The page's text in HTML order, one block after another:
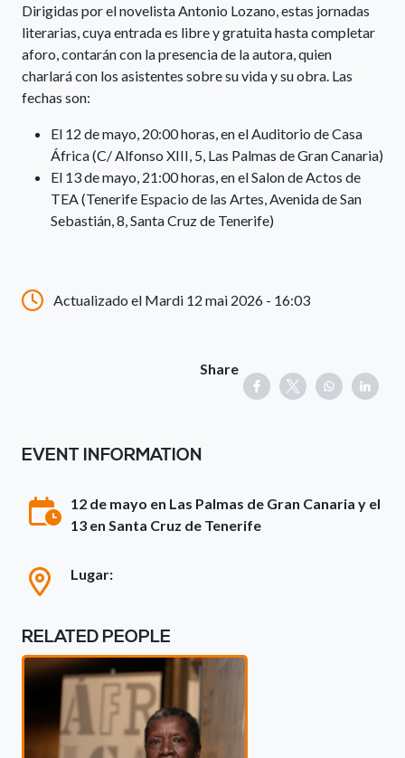
Dirigidas por el novelista Antonio Lozano, estas jornadas
literarias, cuya entrada es libre y gratuita hasta completar
aforo, contarán con la presencia de la autora, quien
charlará con los asistentes sobre su vida y su obra. Las
fechas son:
El 12 de mayo, 20:00 horas, en el Auditorio de Casa
África (C/ Alfonso XIII, 5, Las Palmas de Gran Canaria)
El 13 de mayo, 21:00 horas, en el Salon de Actos de
TEA (Tenerife Espacio de las Artes, Avenida de San
Sebastián, 8, Santa Cruz de Tenerife)
Actualizado el Mardi 12 mai 2026 - 16:03
Share
EVENT INFORMATION
12 de mayo en Las Palmas de Gran Canaria y el
13 en Santa Cruz de Tenerife
Lugar:
RELATED PEOPLE